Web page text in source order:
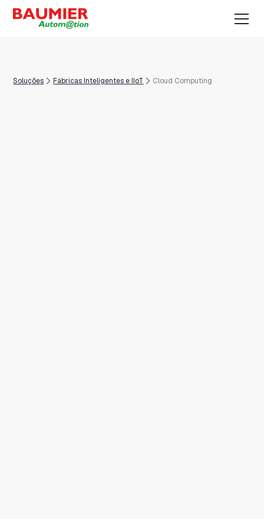
Soluções Fábricas Inteligentes e IIoT Cloud Computing